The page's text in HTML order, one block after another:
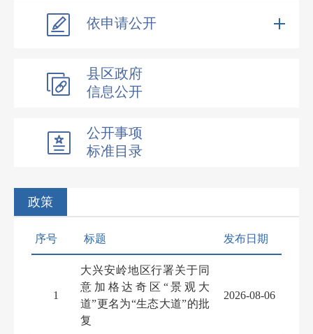
依申请公开
县区政府
信息公开
公开事项
标准目录
政策
序号 标题 发布日期
1
大兴安岭地区行署关于同
意加格达奇区“景观大
道”更名为“生态大道”的批
复
2026-08-06